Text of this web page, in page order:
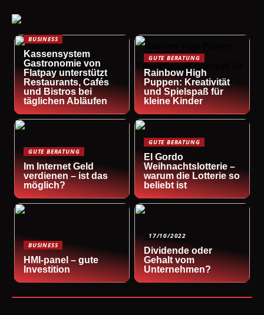
BUSINESS
Kassensystem
Gastronomie von
Flatpay unterstützt
Restaurants, Cafés
und Bistros bei
täglichen Abläufen
GUTE BERATUNG
Rainbow High
Puppen: Kreativität
und Spielspaß für
kleine Kinder
GUTE BERATUNG
Im Internet Geld
verdienen – ist das
möglich?
GUTE BERATUNG
El Gordo
Weihnachtslotterie –
warum die Lotterie so
beliebt ist
BUSINESS
HMI-panel – gute
Investition
17/10/2022
Dividende oder
Gehalt vom
Unternehmen?